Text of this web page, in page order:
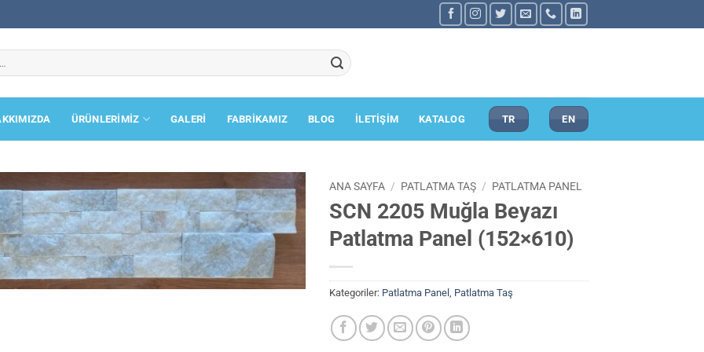
ÜRÜNLERİMİZ GALERİ FABRİKAMIZ BLOG İLETİŞİM KATALOG TR EN
ANA SAYFA / PATLATMA TAŞ / PATLATMA PANEL
SCN 2205 Muğla Beyazı
Patlatma Panel (152×610)
Kategoriler: Patlatma Panel Patlatma Taş